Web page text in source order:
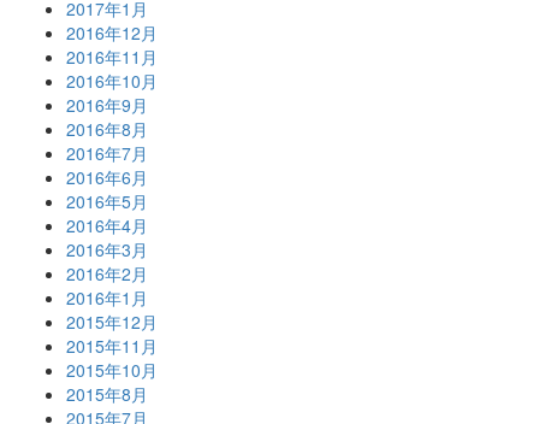
2017年1月
2016年12月
2016年11月
2016年10月
2016年9月
2016年8月
2016年7月
2016年6月
2016年5月
2016年4月
2016年3月
2016年2月
2016年1月
2015年12月
2015年11月
2015年10月
2015年8月
2015年7月